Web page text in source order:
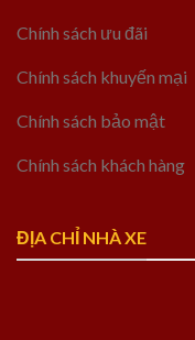
Chính sách ưu đãi
Chính sách khuyến mại
Chính sách bảo mật
Chính sách khách hàng
ĐỊA CHỈ NHÀ XE